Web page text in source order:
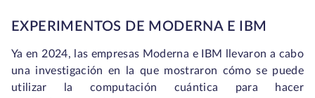
EXPERIMENTOS DE MODERNA E IBM
Ya en 2024, las empresas Moderna e IBM llevaron a cabo
una investigación en la que mostraron cómo se puede
utilizar la computación cuántica para hacer